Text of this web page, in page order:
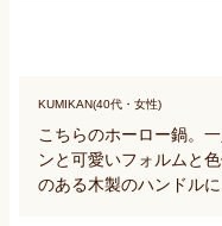
KUMIKAN(40代・女性)
こちらのホーロー鍋。
ンと可愛いフォルムと
のある木製のハンドル